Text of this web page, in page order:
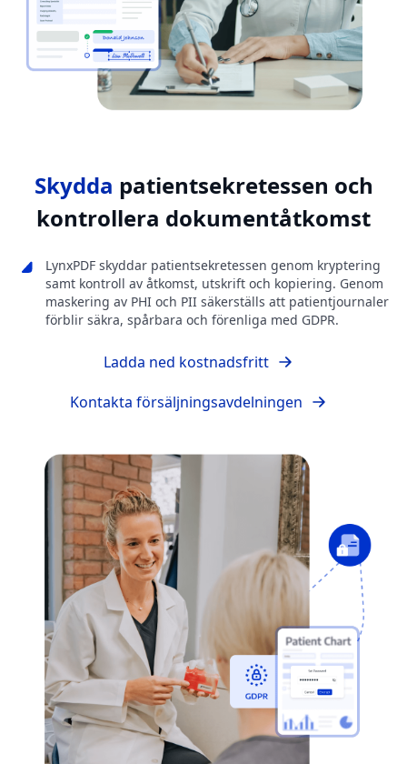
Skydda patientsekretessen och
kontrollera dokumentåtkomst
LynxPDF skyddar patientsekretessen genom kryptering
samt kontroll av åtkomst, utskrift och kopiering. Genom
maskering av PHI och PII säkerställs att patientjournaler
förblir säkra, spårbara och förenliga med GDPR.
Ladda ned kostnadsfritt
Kontakta försäljningsavdelningen